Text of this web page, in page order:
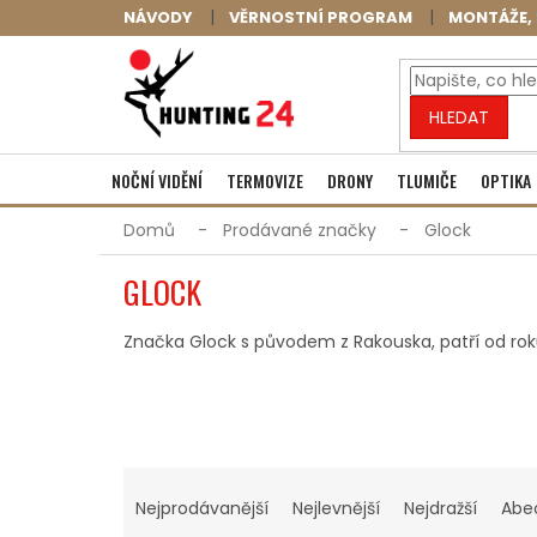
na
NÁVODY VĚRNOSTNÍ PROGRAM MONTÁŽE,
HLEDAT
NOČNÍ VIDĚNÍ TERMOVIZE DRONY TLUMIČE OPTIKA
Domů Prodávané značky Glock
GLOCK
Značka Glock s původem z Rakouska, patří od
Nejprodávanější Nejlevnější Nejdražší